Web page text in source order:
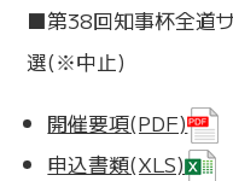
■第38回知事杯全道
選(※中止)
開催要項(PDF)
申込書類(XLS)